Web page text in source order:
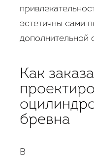
эстетичны сами
дополнительной
Как
бревна
В